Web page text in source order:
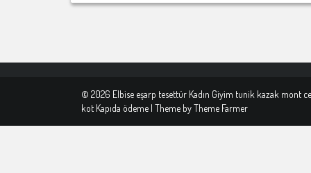
© 2026 Elbise eşarp tesettür Kadın Giyim tunik kazak mont
kot Kapıda ödeme | Theme byTheme Farmer